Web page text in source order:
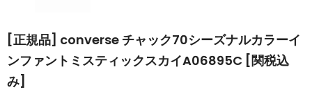
[正規品] converse チャック70シーズナルカラーイ
ンファントミスティックスカイA06895C [関税込
み]